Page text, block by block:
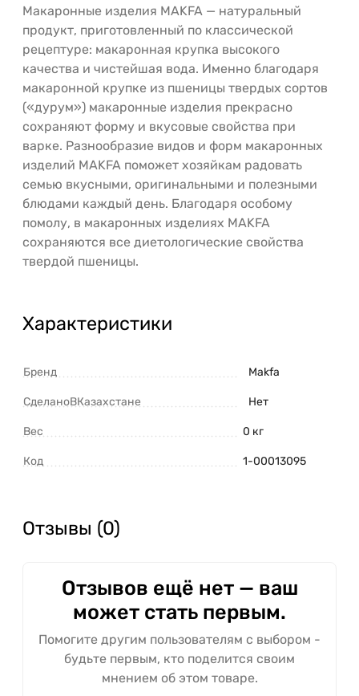
Макаронные изделия MAKFA — натуральный
продукт, приготовленный по классической
рецептуре: макаронная крупка высокого
качества и чистейшая вода. Именно благодаря
макаронной крупке из пшеницы твердых сортов
(«дурум») макаронные изделия прекрасно
сохраняют форму и вкусовые свойства при
варке. Разнообразие видов и форм макаронных
изделий MAKFA поможет хозяйкам радовать
семью вкусными, оригинальными и полезными
блюдами каждый день. Благодаря особому
помолу, в макаронных изделиях MAKFA
сохраняются все диетологические свойства
твердой пшеницы.
Характеристики
Бренд Makfa
СделаноВКазахстане Нет
Вес 0 кг
Код 1-00013095
Отзывы (0)
Отзывов ещё нет — ваш
может стать первым.
Помогите другим пользователям с выбором -
будьте первым, кто поделится своим
мнением об этом товаре.